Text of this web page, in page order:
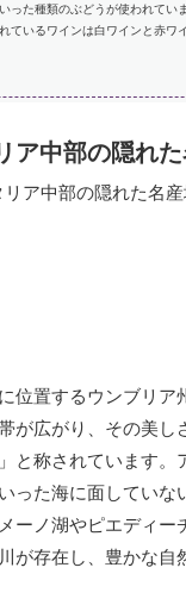
いった種類のぶどうが使われてい
ているワインは白ワインと赤ワ
ア中部の隠れ
位置するウンブリア
が広がり、その美し
と称されています。
った海に面していな
ーノ湖やピエディー
が存在し、豊かな自